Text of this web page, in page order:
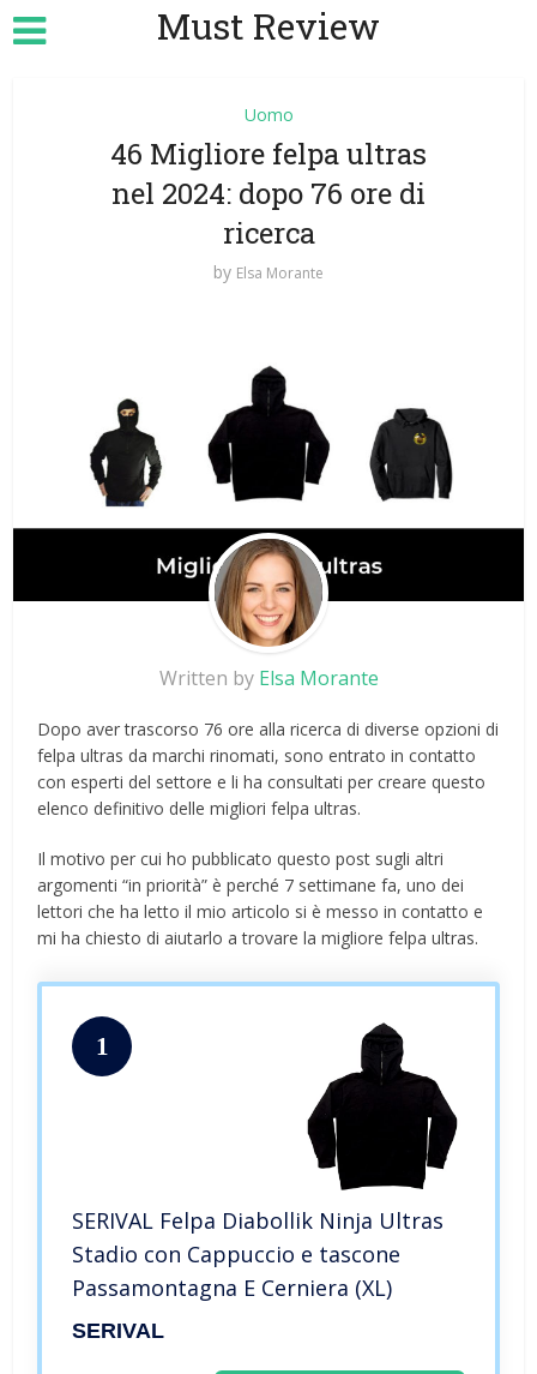
Must Review
Uomo
46 Migliore felpa ultras
nel 2024: dopo 76 ore di
ricerca
by Elsa Morante
Written by Elsa Morante
Dopo aver trascorso 76 ore alla ricerca di diverse opzioni di
felpa ultras da marchi rinomati, sono entrato in contatto
con esperti del settore e li ha consultati per creare questo
elenco definitivo delle migliori felpa ultras.
Il motivo per cui ho pubblicato questo post sugli altri
argomenti “in priorità” è perché 7 settimane fa, uno dei
lettori che ha letto il mio articolo si è messo in contatto e
mi ha chiesto di aiutarlo a trovare la migliore felpa ultras.
1
SERIVAL Felpa Diabollik Ninja Ultras
Stadio con Cappuccio e tascone
Passamontagna E Cerniera (XL)
SERIVAL